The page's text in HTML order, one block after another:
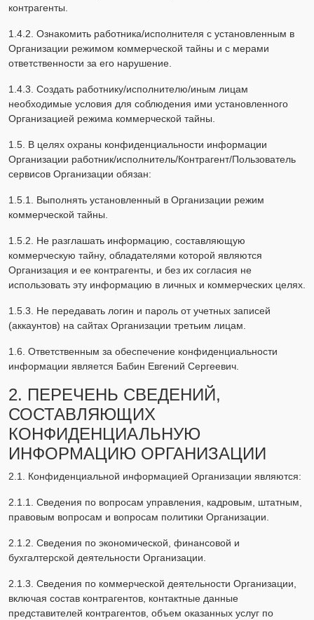
контрагенты.
1.4.2. Ознакомить работника/исполнителя с установленным в
Организации режимом коммерческой тайны и с мерами
ответственности за его нарушение.
1.4.3. Создать работнику/исполнителю/иным лицам
необходимые условия для соблюдения ими установленного
Организацией режима коммерческой тайны.
1.5. В целях охраны конфиденциальности информации
Организации работник/исполнитель/Контрагент/Пользователь
сервисов Организации обязан:
1.5.1. Выполнять установленный в Организации режим
коммерческой тайны.
1.5.2. Не разглашать информацию, составляющую
коммерческую тайну, обладателями которой являются
Организация и ее контрагенты, и без их согласия не
использовать эту информацию в личных и коммерческих целях.
1.5.3. Не передавать логин и пароль от учетных записей
(аккаунтов) на сайтах Организации третьим лицам.
1.6. Ответственным за обеспечение конфиденциальности
информации является Бабин Евгений Сергеевич.
2. ПЕРЕЧЕНЬ СВЕДЕНИЙ,
СОСТАВЛЯЮЩИХ
КОНФИДЕНЦИАЛЬНУЮ
ИНФОРМАЦИЮ ОРГАНИЗАЦИИ
2.1. Конфиденциальной информацией Организации являются:
2.1.1. Сведения по вопросам управления, кадровым, штатным,
правовым вопросам и вопросам политики Организации.
2.1.2. Сведения по экономической, финансовой и
бухгалтерской деятельности Организации.
2.1.3. Сведения по коммерческой деятельности Организации,
включая состав контрагентов, контактные данные
представителей контрагентов, объем оказанных услуг по